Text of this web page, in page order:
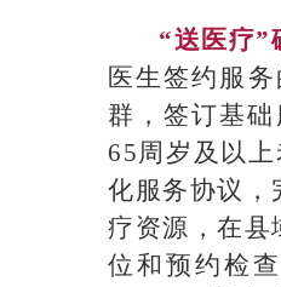
“送医疗”
医生签约服
群，签订基
65周岁及以
化服务协议，
疗资源，在县
位和预约检